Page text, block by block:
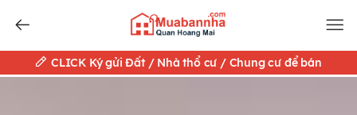
CLICK Ký gửi Đất / Nhà thổ cư / Chung cư để bán